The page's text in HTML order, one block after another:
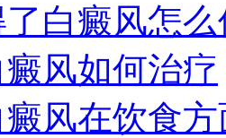
白癜风怎
风如何治疗
风在饮食